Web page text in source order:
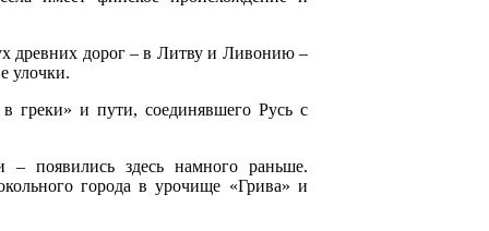
древних дорог – в Литву и Ливонию –
улочки.
греки» и пути, соединявшего Русь с
появились здесь намного раньше.
города в урочище «Грива» и